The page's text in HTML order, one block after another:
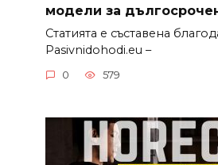
модели за
Статията е съставена
Pasivnidohodi.eu –
0 579